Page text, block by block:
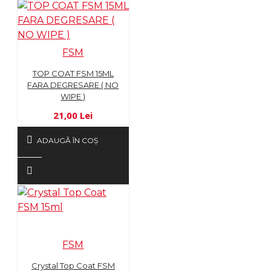
FSM
TOP COAT FSM 15ML
FARA DEGRESARE ( NO
WIPE )
21,00 Lei
ADAUGĂ ÎN COŞ
FSM
Crystal Top Coat FSM